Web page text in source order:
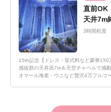
直前OK
天井7m
3時間程度
15th記念【ドレス・挙式料など豪華
感抜群の天井高7m＆天空チャペルで感
オマール海老・ウニなど贅沢4万フルコ